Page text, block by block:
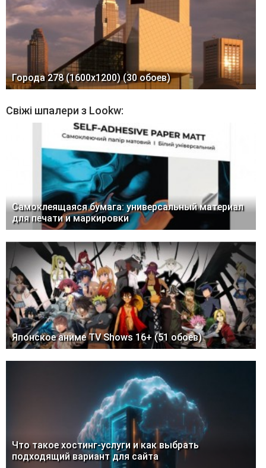
Города 278 (1600x1200) (30 обоев)
Свіжі шпалери з Lookw:
Самоклеящаяся бумага: универсальный материал
для печати и маркировки
Японское аниме TV Shows 16+ (51 обоев)
Что такое хостинг-услуги и как выбрать
подходящий вариант для сайта